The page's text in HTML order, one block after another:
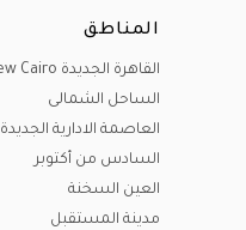
المناطق
القاهرة الجديدة New Cairo
الساحل الشمالى
العاصمة الادارية الجديدة
السادس من أكتوبر
العين السخنة
مدينة المستقبل